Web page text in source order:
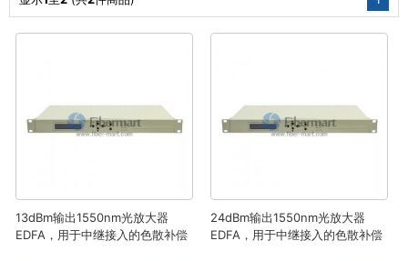
13dBm输出1550nm光放大器
EDFA，用于中继接入的色散补偿
24dBm输出1550nm光放大器
EDFA，用于中继接入的色散补偿